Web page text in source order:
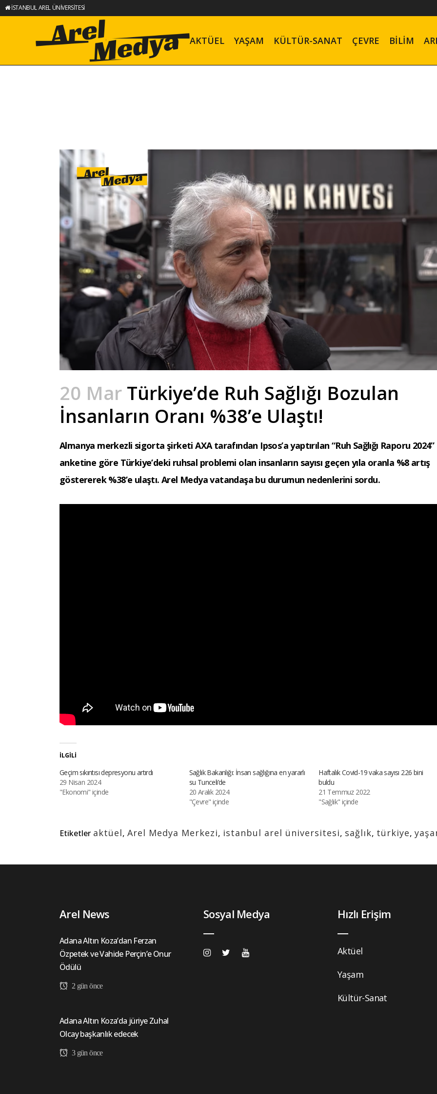
İSTANBUL AREL ÜNİVERSİTESİ
AKTÜEL YAŞAM KÜLTÜR-SANAT ÇEVRE BILIM
20 Mar Türkiye’de Ruh Sağlığı Bozulan
İnsanların Oranı %38’e Ulaştı!
Almanya merkezli sigorta şirketi AXA tarafından Ipsos’a yaptırılan “Ruh Sağlığı Raporu 2024”
anketine göre Türkiye’deki ruhsal problemi olan insanların sayısı geçen yıla oranla %8 artış
göstererek %38’e ulaştı. Arel Medya vatandaşa bu durumun nedenlerini sordu.
İLGILI
Geçim sıkıntısı depresyonu artırdı
29 Nisan 2024
"Ekonomi" içinde
Sağlık Bakanlığı: İnsan sağlığına en yararlı
su Tunceli’de
20 Aralık 2024
"Çevre" içinde
Haftalık Covid-19 vaka sayısı 226 bini
buldu
21 Temmuz 2022
"Sağlık" içinde
Etiketler aktüel, Arel Medya Merkezi, istanbul arel üniversitesi, sağlık, türkiye,
Arel News
Adana Altın Koza’dan Ferzan
Özpetek ve Vahide Perçin’e Onur
Ödülü
2 gün önce
Adana Altın Koza’da jüriye Zuhal
Olcay başkanlık edecek
3 gün önce
Sosyal Medya Hızlı Erişim
Aktüel
Yaşam
Kültür-Sanat